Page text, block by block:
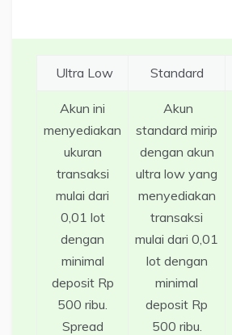
Ultra Low Standard
Akun ini
menyediakan
ukuran
transaksi
mulai dari
0,01 lot
dengan
minimal
deposit Rp
500 ribu.
Spread
Akun
standard mirip
dengan akun
ultra low yang
menyediakan
transaksi
mulai dari 0,01
lot dengan
minimal
deposit Rp
500 ribu.